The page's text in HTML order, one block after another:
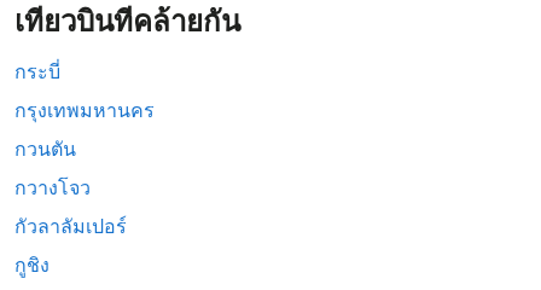
เที่ยวบินที่คล้ายกัน
กระบี่
กรุงเทพมหานคร
กวนตัน
กวางโจว
กัวลาลัมเปอร์
กูชิง